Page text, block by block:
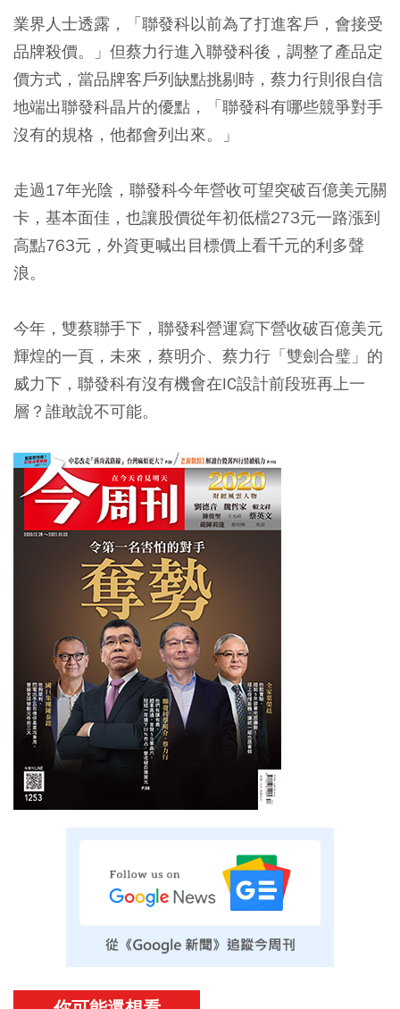
業界人士透露，「聯發科以前為了打進客戶，會接受
品牌殺價。」但蔡力行進入聯發科後，調整了產品定
價方式，當品牌客戶列缺點挑剔時，蔡力行則很自信
地端出聯發科晶片的優點，「聯發科有哪些競爭對手
沒有的規格，他都會列出來。」
走過17年光陰，聯發科今年營收可望突破百億美元關
卡，基本面佳，也讓股價從年初低檔273元一路漲到
高點763元，外資更喊出目標價上看千元的利多聲
浪。
今年，雙蔡聯手下，聯發科營運寫下營收破百億美元
輝煌的一頁，未來，蔡明介、蔡力行「雙劍合璧」的
威力下，聯發科有沒有機會在IC設計前段班再上一
層？誰敢說不可能。